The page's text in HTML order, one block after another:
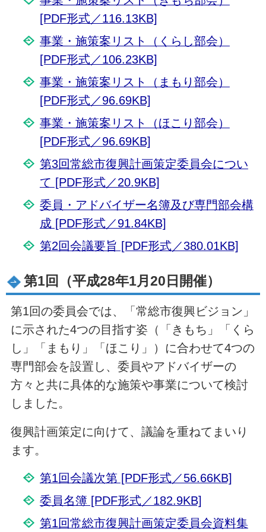
[PDF形式／116.13KB]
事業・施策案リスト（くらし部会）
[PDF形式／106.23KB]
事業・施策案リスト（まもり部会）
[PDF形式／96.69KB]
事業・施策案リスト（ほこり部会）
[PDF形式／96.69KB]
第3回常総市復興計画策定委員会につい
て [PDF形式／20.9KB]
委員・アドバイザー名簿及び専門部会構
成 [PDF形式／91.84KB]
第2回会議要旨 [PDF形式／380.01KB]
第1回（平成28年1月20日開催）
第1回の委員会では、「常総市復興ビジョン」
に示された4つの目指す姿（「きもち」「くら
し」「まもり」「ほこり」）に合わせて4つの
専門部会を設置し、委員やアドバイザーの
方々と共に具体的な施策や事業について検討
しました。
復興計画策定に向けて、議論を重ねてまいり
ます。
第1回会議次第 [PDF形式／56.66KB]
委員名簿 [PDF形式／182.9KB]
第1回常総市復興計画策定委員会資料集